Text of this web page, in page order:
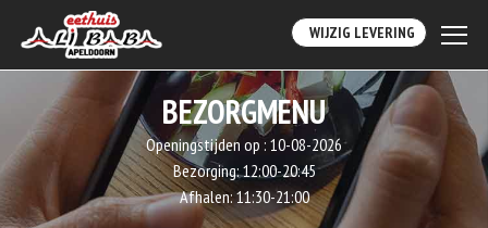
WIJZIG LEVERING
BEZORGMENU
Openingstijden op : 10-08-2026
Bezorging:12:00-20:45
Afhalen:11:30-21:00